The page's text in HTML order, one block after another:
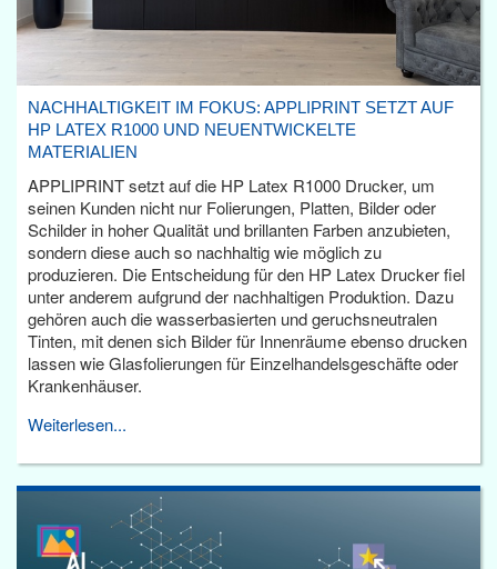
NACHHALTIGKEIT IM FOKUS: APPLIPRINT SETZT AUF
HP LATEX R1000 UND NEUENTWICKELTE
MATERIALIEN
APPLIPRINT setzt auf die HP Latex R1000 Drucker, um
seinen Kunden nicht nur Folierungen, Platten, Bilder oder
Schilder in hoher Qualität und brillanten Farben anzubieten,
sondern diese auch so nachhaltig wie möglich zu
produzieren. Die Entscheidung für den HP Latex Drucker fiel
unter anderem aufgrund der nachhaltigen Produktion. Dazu
gehören auch die wasserbasierten und geruchsneutralen
Tinten, mit denen sich Bilder für Innenräume ebenso drucken
lassen wie Glasfolierungen für Einzelhandelsgeschäfte oder
Krankenhäuser.
Weiterlesen...